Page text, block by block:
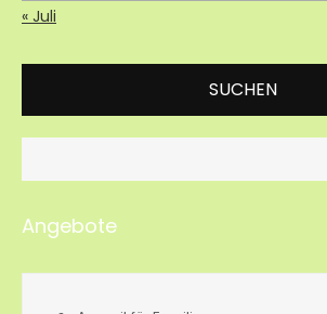
« Juli
SUCHEN
Angebote